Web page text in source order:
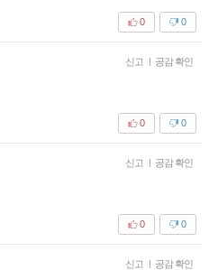
0
0
신고 | 공감 확인
0
0
신고 | 공감 확인
0
0
신고 | 공감 확인